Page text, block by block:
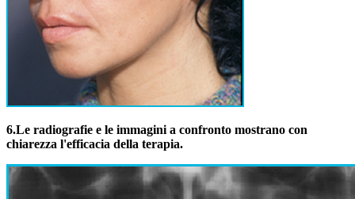
6.Le radiografie e le immagini a confronto mostrano con
chiarezza l'efficacia della terapia.